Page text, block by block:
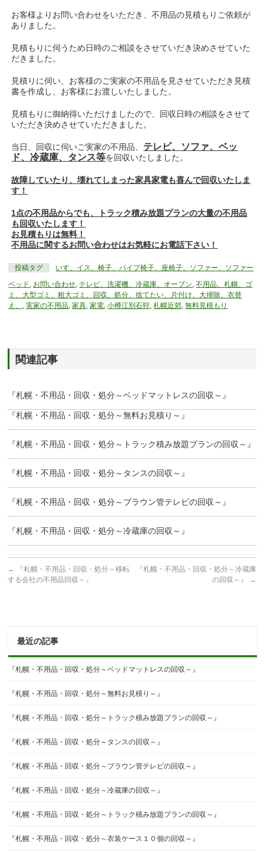
お客様よりお問い合わせをいただき、不用品の見積もりご依頼が
ありました。
見積もりに伺うため日時のご相談をさせていだき決めさせていた
だきました。
見積りに伺い、お客様のご実家の不用品を見させていただき見積
書を作成し、お客様にお渡しいたしました。
見積もりに御納得いただけましたので、回収日時の相談をさせて
いただき決めさせていただきました。
当日、回収に伺いご実家の不用品、 テレビ、ソファ、ベッ
ド、冷蔵庫、タンス等を回収いたしました。
故障していたり、壊れてしまった家具家電も喜んで回収いたしま
す！
1点の不用品からでも、トラック積み放題プランの大量の不用品
も回収いたします！
お見積もりは無料！
不用品に関するお問い合わせはお気軽にお電話下さい！
投稿タグ
いす、イス、椅子、パイプ椅子、座椅子、ソファー、ソファー
ベッド, お問い合わせ, テレビ、洗濯機、冷蔵庫、オーブン,不用品、札幌、ゴ
ミ、大型ゴミ、粗大ゴミ、回収、処分、捨てたい、片付け、大掃除、衣替
え、 ,実家の不用品,家具,家電,小樽江別石狩,札幌近郊,無料見積もり
関連記事
『札幌・不用品・回収・処分～ベッドマットレスの回収～』
『札幌・不用品・回収・処分～無料お見積り～』
『札幌・不用品・回収・処分～トラック積み放題プランの回収～』
『札幌・不用品・回収・処分～タンスの回収～』
『札幌・不用品・回収・処分～ブラウン管テレビの回収～』
『札幌・不用品・回収・処分～冷蔵庫の回収～』
←
『札幌・不用品・回収・処分～移転
する会社の不用品回収～』
『札幌・不用品・回収・処分～冷蔵庫
の回収～』
→
最近の記事
『札幌・不用品・回収・処分～ベッドマットレスの回収～』
『札幌・不用品・回収・処分～無料お見積り～』
『札幌・不用品・回収・処分～トラック積み放題プランの回収～』
『札幌・不用品・回収・処分～タンスの回収～』
『札幌・不用品・回収・処分～ブラウン管テレビの回収～』
『札幌・不用品・回収・処分～冷蔵庫の回収～』
『札幌・不用品・回収・処分～トラック積み放題プランの回収～』
『札幌・不用品・回収・処分～衣装ケース１０個の回収～』